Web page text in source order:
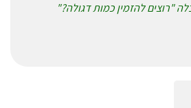
"רוצים להזמין כמות דגולה?"